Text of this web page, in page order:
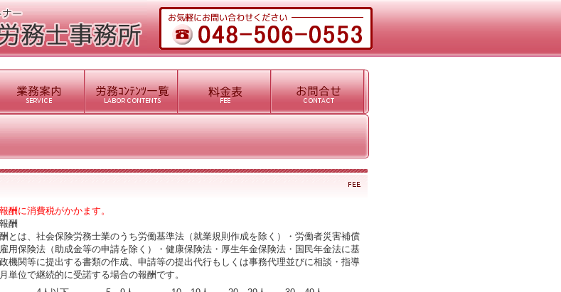
酬に消費税がかかます。
酬
とは、社会保険労務士業のうち労働基準法（就業規則作成を除く）・労働者災害補償
用保険法（助成金等の申請を除く）・健康保険法・厚生年金保険法・国民年金法に基
機関等に提出する書類の作成、申請等の提出代行もしくは事務代理並びに相談・指導
単位で継続的に受諾する場合の報酬です。